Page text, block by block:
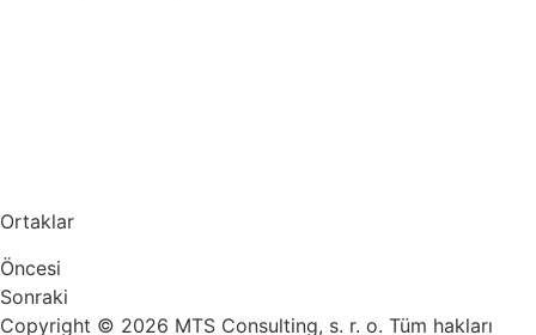
Ortaklar
Öncesi
Sonraki
Copyright © 2026 MTS Consulting, s. r. o. Tüm hakları